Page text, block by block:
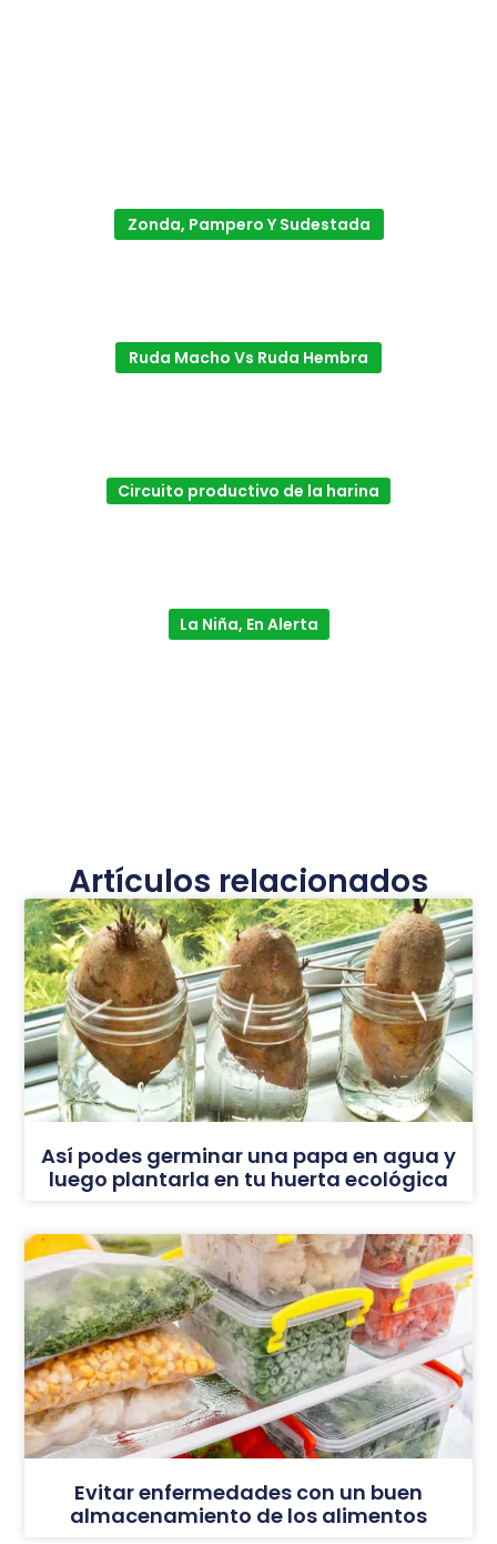
Zonda, Pampero Y Sudestada
Ruda Macho Vs Ruda Hembra
Circuito productivo de la harina
La Niña, En Alerta
Artículos relacionados
Así podes germinar una papa en agua y
luego plantarla en tu huerta ecológica
Evitar enfermedades con un buen
almacenamiento de los alimentos